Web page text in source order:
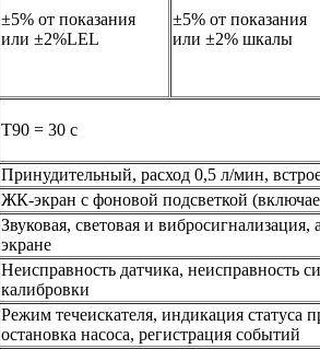
±5% от показания
или ±2%LEL
±5% от показания
или ±2% шкалы
T90 = 30 c
Принудительный, расход 0,5 л/мин,
ЖК-экран с фоновой подсветкой
Звуковая, световая и
экране
Неисправность датчика, неисправность
калибровки
Режим течеискателя, индикация статуса
остановка насоса, регистрация